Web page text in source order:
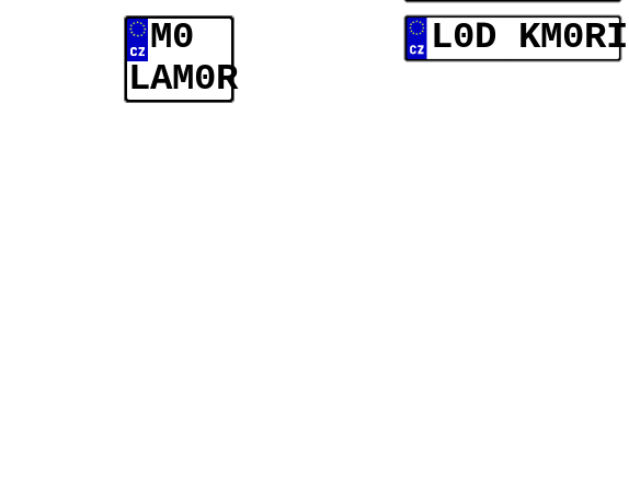
M0
LAM0R
L0D KM0RI